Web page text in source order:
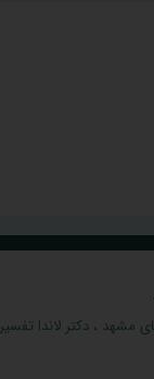
مشهد ،دکتر لاندا